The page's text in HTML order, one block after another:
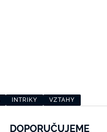
INTRIKY VZTAHY
DOPORUČUJEME